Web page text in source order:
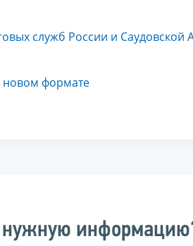
служб России и Саудовской
новом формате